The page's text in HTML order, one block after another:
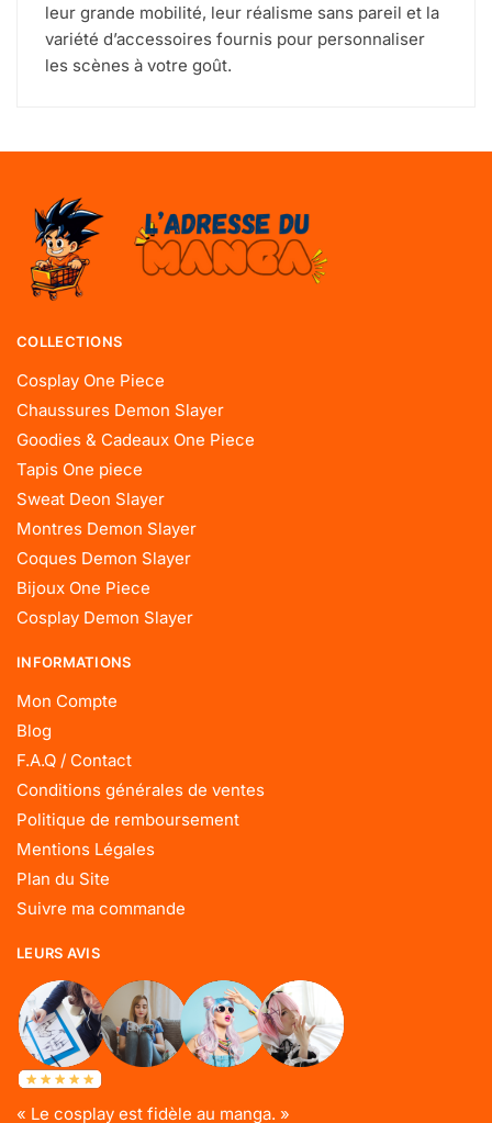
leur grande mobilité, leur réalisme sans pareil et la
variété d’accessoires fournis pour personnaliser
les scènes à votre goût.
COLLECTIONS
Cosplay One Piece
Chaussures Demon Slayer
Goodies & Cadeaux One Piece
Tapis One piece
Sweat Deon Slayer
Montres Demon Slayer
Coques Demon Slayer
Bijoux One Piece
Cosplay Demon Slayer
INFORMATIONS
Mon Compte
Blog
F.A.Q / Contact
Conditions générales de ventes
Politique de remboursement
Mentions Légales
Plan du Site
Suivre ma commande
LEURS AVIS
« Le cosplay est fidèle au manga. »